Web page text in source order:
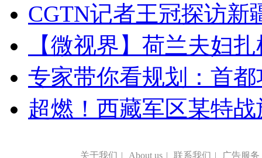
CGTN记者王冠探访新
【微视界】荷兰夫妇
专家带你看规划：首
超燃！西藏军区某特
关于我们 | About us | 联系我们 | 广告服务